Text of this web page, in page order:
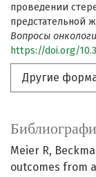
проведении
предстательной
Вопросы
https://doi.org/
Другие
Meier R,
outcomes from